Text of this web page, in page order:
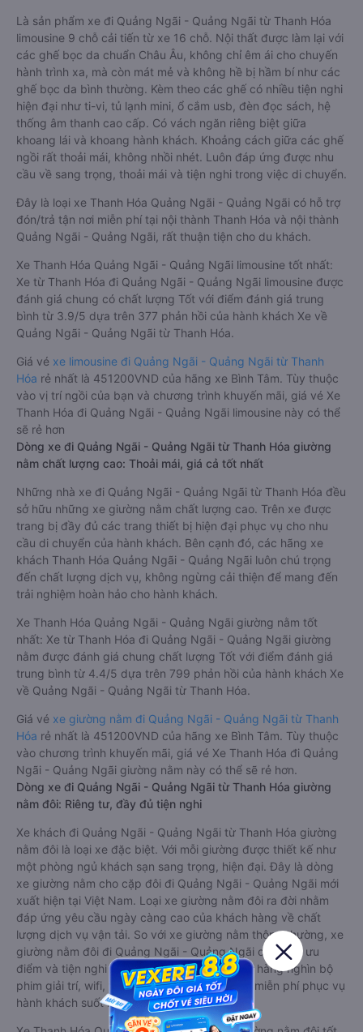
Là sản phẩm xe đi Quảng Ngãi - Quảng Ngãi từ Thanh Hóa
limousine 9 chỗ cải tiến từ xe 16 chỗ. Nội thất được làm lại với
các ghế bọc da chuẩn Châu Âu, không chỉ êm ái cho chuyến
hành trình xa, mà còn mát mẻ và không hề bị hầm bí như các
ghế bọc da bình thường. Kèm theo các ghế có nhiều tiện nghi
hiện đại như ti-vi, tủ lạnh mini, ổ cắm usb, đèn đọc sách, hệ
thống âm thanh cao cấp. Có vách ngăn riêng biệt giữa
khoang lái và khoang hành khách. Khoảng cách giữa các ghế
ngồi rất thoải mái, không nhồi nhét. Luôn đáp ứng được nhu
cầu về sang trọng, thoải mái và tiện nghi trong việc di chuyển.
Đây là loại xe Thanh Hóa Quảng Ngãi - Quảng Ngãi có hỗ trợ
đón/trả tận nơi miễn phí tại nội thành Thanh Hóa và nội thành
Quảng Ngãi - Quảng Ngãi, rất thuận tiện cho du khách.
Xe Thanh Hóa Quảng Ngãi - Quảng Ngãi limousine tốt nhất:
Xe từ Thanh Hóa đi Quảng Ngãi - Quảng Ngãi limousine được
đánh giá chung có chất lượng Tốt với điểm đánh giá trung
bình từ 3.9/5 dựa trên 377 phản hồi của hành khách Xe về
Quảng Ngãi - Quảng Ngãi từ Thanh Hóa.
Giá vé xe limousine đi Quảng Ngãi - Quảng Ngãi từ Thanh
Hóa rẻ nhất là 451200VND của hãng xe Bình Tâm. Tùy thuộc
vào vị trí ngồi của bạn và chương trình khuyến mãi, giá vé Xe
Thanh Hóa đi Quảng Ngãi - Quảng Ngãi limousine này có thể
sẽ rẻ hơn
Dòng xe đi Quảng Ngãi - Quảng Ngãi từ Thanh Hóa giường
nằm chất lượng cao: Thoải mái, giá cả tốt nhất
Những nhà xe đi Quảng Ngãi - Quảng Ngãi từ Thanh Hóa đều
sở hữu những xe giường nằm chất lượng cao. Trên xe được
trang bị đầy đủ các trang thiết bị hiện đại phục vụ cho nhu
cầu di chuyển của hành khách. Bên cạnh đó, các hãng xe
khách Thanh Hóa Quảng Ngãi - Quảng Ngãi luôn chú trọng
đến chất lượng dịch vụ, không ngừng cải thiện để mang đến
trải nghiệm hoàn hảo cho hành khách.
Xe Thanh Hóa Quảng Ngãi - Quảng Ngãi giường nằm tốt
nhất: Xe từ Thanh Hóa đi Quảng Ngãi - Quảng Ngãi giường
nằm được đánh giá chung chất lượng Tốt với điểm đánh giá
trung bình từ 4.4/5 dựa trên 799 phản hồi của hành khách Xe
về Quảng Ngãi - Quảng Ngãi từ Thanh Hóa.
Giá vé xe giường nằm đi Quảng Ngãi - Quảng Ngãi từ Thanh
Hóa rẻ nhất là 451200VND của hãng xe Bình Tâm. Tùy thuộc
vào chương trình khuyến mãi, giá vé Xe Thanh Hóa đi Quảng
Ngãi - Quảng Ngãi giường nằm này có thể sẽ rẻ hơn.
Dòng xe đi Quảng Ngãi - Quảng Ngãi từ Thanh Hóa giường
nằm đôi: Riêng tư, đầy đủ tiện nghi
Xe khách đi Quảng Ngãi - Quảng Ngãi từ Thanh Hóa giường
nằm đôi là loại xe đặc biệt. Với mỗi giường được thiết kế như
một phòng ngủ khách sạn sang trọng, hiện đại. Đây là dòng
xe giường nằm cho cặp đôi đi Quảng Ngãi - Quảng Ngãi mới
xuất hiện tại Việt Nam. Loại xe giường nằm đôi ra đời nhằm
đáp ứng yêu cầu ngày càng cao của khách hàng về chất
lượng dịch vụ vận tải. So với xe giường nằm thông thường, xe
giường nằm đôi đi Quảng Ngãi - Quảng Ngãi có nhiều ưu
điểm và tiện nghi vượt trội. Màn hình LCD với hàng nghìn bộ
phim giải trí, wifi, và nước uống và chăn đắp miễn phí phục vụ
hành khách suốt hành trình.